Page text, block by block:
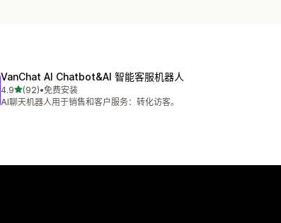
VanChat AI Chatbot&AI 智能客服机器人
4.9星（满分 5 星）
(92)
总共 92 条评论
•免费安装
AI聊天机器人用于销售和客户服务：转化访客。